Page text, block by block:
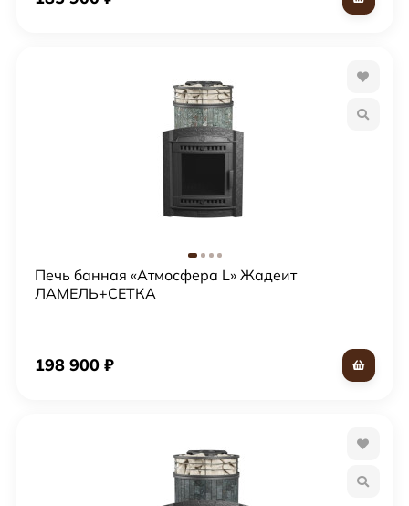
Печь банная «Атмосфера L» Жадеит
ЛАМЕЛЬ+СЕТКА
198 900 ₽